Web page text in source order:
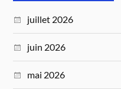
juillet 2026
juin 2026
mai 2026